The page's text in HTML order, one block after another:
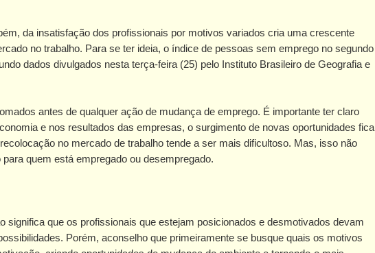
da insatisfação dos profissionais por motivos variados cria uma crescente
no trabalho. Para se ter ideia, o índice de pessoas sem emprego no segundo
dados divulgados nesta terça-feira (25) pelo Instituto Brasileiro de Geografia e
antes de qualquer ação de mudança de emprego. É importante ter claro
e nos resultados das empresas, o surgimento de novas oportunidades fica
no mercado de trabalho tende a ser mais dificultoso. Mas, isso não
quem está empregado ou desempregado.
significa que os profissionais que estejam posicionados e desmotivados devam
Porém, aconselho que primeiramente se busque quais os motivos